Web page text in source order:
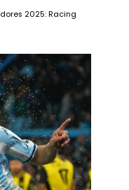
2025: Racing